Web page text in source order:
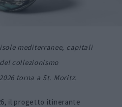
mediterranee, capitali
collezionismo
torna a St. Moritz.
il progetto itinerante